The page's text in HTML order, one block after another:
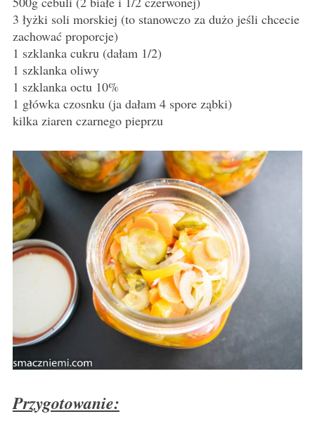
3 łyżki soli morskiej (to stanowczo za dużo jeśli chcecie
zachować proporcje)
1 szklanka cukru (dałam 1/2)
1 szklanka oliwy
1 szklanka octu 10%
1 główka czosnku (ja dałam 4 spore ząbki)
kilka ziaren czarnego pieprzu
Przygotowanie: